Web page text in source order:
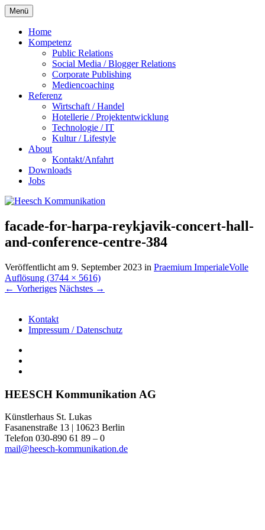
Menü Zum
Inhalt
springen
Home
Kompetenz
Public Relations
Social Media / Blogger Relations
Corporate Publishing
Mediencoaching
Referenz
Wirtschaft / Handel
Hotellerie / Projektentwicklung
Technologie / IT
Kultur / Lifestyle
About
Kontakt/Anfahrt
Downloads
Jobs
facade-for-harpa-reykjavik-concert-hall-
and-conference-centre-384
Veröffentlicht am 9. September 2023 in Praemium ImperialeVolle
Auflösung (3744 × 5616)
← Vorheriges Nächstes →
Kontakt
Impressum / Datenschutz
HEESCH Kommunikation AG
Künstlerhaus St. Lukas
Fasanenstraße 13 | 10623 Berlin
Telefon 030-890 61 89 – 0
mail@heesch-kommunikation.de